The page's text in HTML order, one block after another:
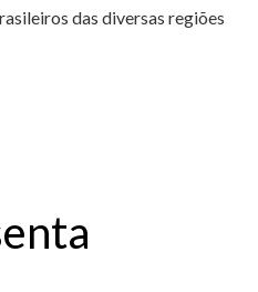
das diversas regiões